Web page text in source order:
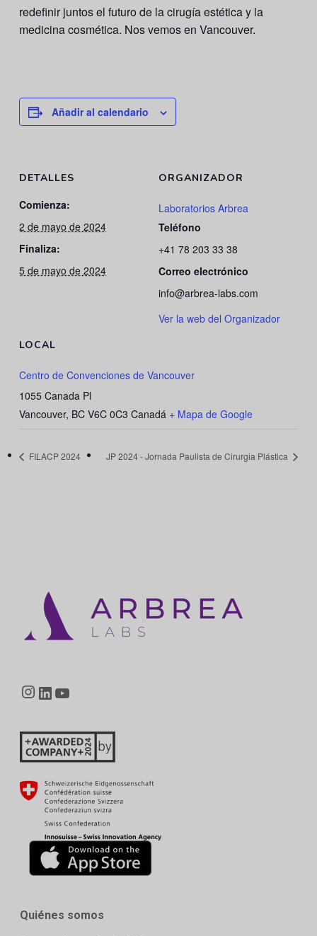
redefinir juntos el futuro de la cirugía estética y la
medicina cosmética. Nos vemos en Vancouver.
Añadir al calendario
DETALLES
Comienza:
2 de mayo de 2024
Finaliza:
5 de mayo de 2024
LOCAL
Centro de Convenciones de Vancouver
1055 Canada Pl
Vancouver, BC V6C 0C3 Canadá + Mapa de Google
ORGANIZADOR
Laboratorios Arbrea
Teléfono
+41 78 203 33 38
Correo electrónico
info@arbrea-labs.com
Ver la web del Organizador
FILACP 2024 JP 2024 - Jornada Paulista de Cirurgia Plástica
Instagram
LinkedIn
Quiénes somos